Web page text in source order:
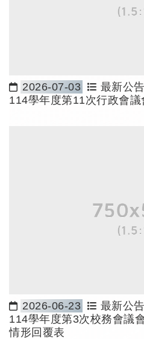
日期：2026-07-03
最新公告
114學年度第11次行政會議
日期：2026-06-23
最新公告
114學年度第3次校務會議
情形回覆表